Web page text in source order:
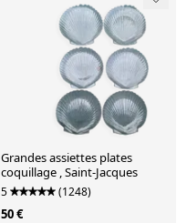
Grandes assiettes plates
coquillage , Saint-Jacques
5 (1248)
50 €